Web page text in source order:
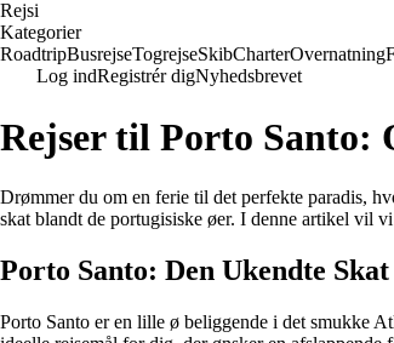
Rejsi
Kategorier
RoadtripBusrejseTogrejseSkibCharterOvernatning
Log indRegistrér digNyhedsbrevet
Rejser til Porto Santo:
Drømmer du om en ferie til det perfekte paradis,
skat blandt de portugisiske øer. I denne artikel vil
Porto Santo: Den Ukendte
Porto Santo er en lille ø beliggende i det smukke